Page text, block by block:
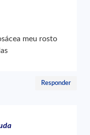
meu rosto
Responder